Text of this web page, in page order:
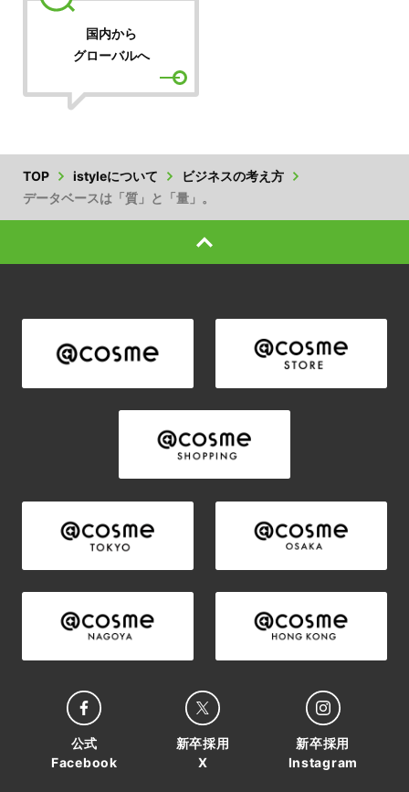
国内から
グローバルへ
TOP istyleについて
ビジネスの考え方
データベースは「質」と「量」。
公式
Facebook
新卒採用
X
新卒採用
Instagram